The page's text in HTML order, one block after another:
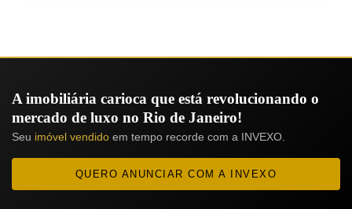
A imobiliária carioca que está revolucionando o
mercado de luxo no Rio de Janeiro!
Seu imóvel vendido em tempo recorde com a INVEXO.
QUERO ANUNCIAR COM A INVEXO